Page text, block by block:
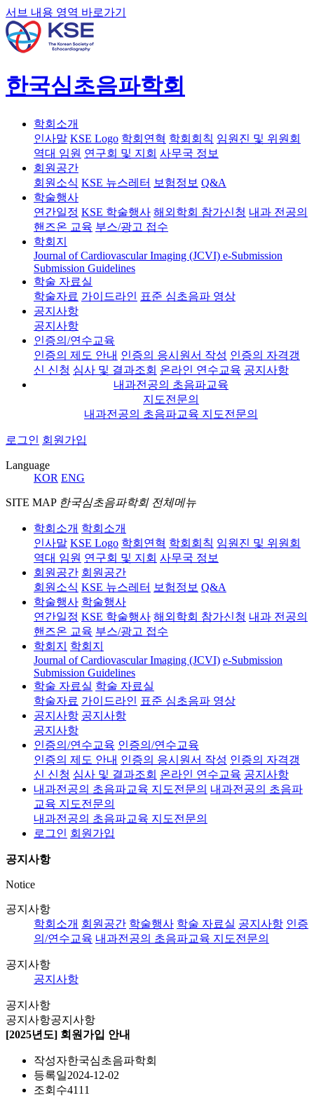
서브 내용 영역 바로가기
한국심초음파학회
학회소개
인사말 KSE Logo 학회연혁 학회회칙 임원진 및 위원회
역대 임원 연구회 및 지회 사무국 정보
회원공간
회원소식 KSE 뉴스레터 보험정보 Q&A
학술행사
연간일정 KSE 학술행사 해외학회 참가신청 내과 전공의
핸즈온 교육 부스/광고 접수
학회지
Journal of Cardiovascular Imaging (JCVI) e-Submission
Submission Guidelines
학술 자료실
학술자료 가이드라인 표준 심초음파 영상
공지사항
공지사항
인증의/연수교육
인증의 제도 안내 인증의 응시원서 작성 인증의 자격갱
신 신청 심사 및 결과조회 온라인 연수교육 공지사항
내과전공의 초음파교육
지도전문의
내과전공의 초음파교육 지도전문의
로그인 회원가입
Language
KOR ENG
SITE MAP 한국심초음파학회 전체메뉴
학회소개 학회소개
인사말 KSE Logo 학회연혁 학회회칙 임원진 및 위원회
역대 임원 연구회 및 지회 사무국 정보
회원공간 회원공간
회원소식 KSE 뉴스레터 보험정보 Q&A
학술행사 학술행사
연간일정 KSE 학술행사 해외학회 참가신청 내과 전공의
핸즈온 교육 부스/광고 접수
학회지
학회지
Journal of Cardiovascular Imaging (JCVI) e-Submission
Submission Guidelines
학술 자료실 학술 자료실
학술자료 가이드라인 표준 심초음파 영상
공지사항 공지사항
공지사항
인증의/연수교육 인증의/연수교육
인증의 제도 안내 인증의 응시원서 작성 인증의 자격갱
신 신청 심사 및 결과조회 온라인 연수교육 공지사항
내과전공의 초음파교육 지도전문의 내과전공의 초음파
교육 지도전문의
내과전공의 초음파교육 지도전문의
로그인 회원가입
공지사항
Notice
공지사항
학회소개 회원공간 학술행사 학술 자료실 공지사항 인증
의/연수교육 내과전공의 초음파교육 지도전문의
공지사항
공지사항
공지사항
공지사항공지사항
[2025년도] 회원가입 안내
작성자한국심초음파학회
등록일2024-12-02
조회수4111